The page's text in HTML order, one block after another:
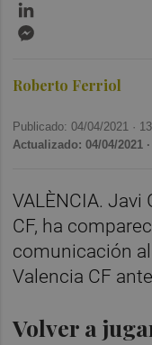
Roberto Ferriol
Publicado: 04/04/2021 ·
Actualizado: 04/04/2021
VALÈNCIA. Javi
CF, ha
comunicación
Valencia CF
Volver a